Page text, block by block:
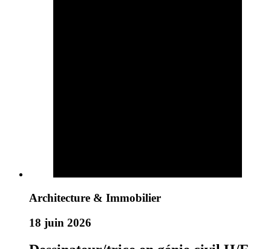
Architecture & Immobilier
18 juin 2026